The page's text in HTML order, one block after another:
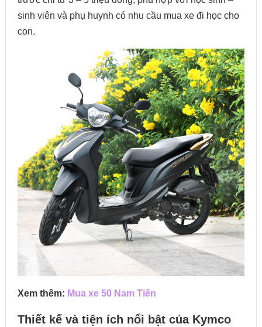
sinh viên và phụ huynh có nhu cầu mua xe đi học cho
con.
Xem thêm: Mua xe 50 Nam Tiến
Thiết kế và tiện ích nổi bật của Kymco